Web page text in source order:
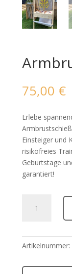
75,00 €
Erlebe
Einsteiger und
risikofreies
Geburtstage
garantiert!
Menge
Artikelnummer: